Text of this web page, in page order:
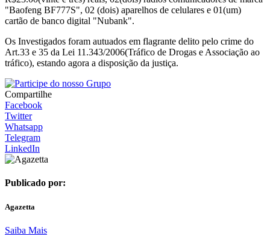
"Baofeng BF777S", 02 (dois) aparelhos de celulares e 01(um)
cartão de banco digital "Nubank".
Os Investigados foram autuados em flagrante delito pelo crime do
Art.33 e 35 da Lei 11.343/2006(Tráfico de Drogas e Associação ao
tráfico), estando agora a disposição da justiça.
Compartilhe
Facebook
Twitter
Whatsapp
Telegram
LinkedIn
Publicado por:
Agazetta
Saiba Mais